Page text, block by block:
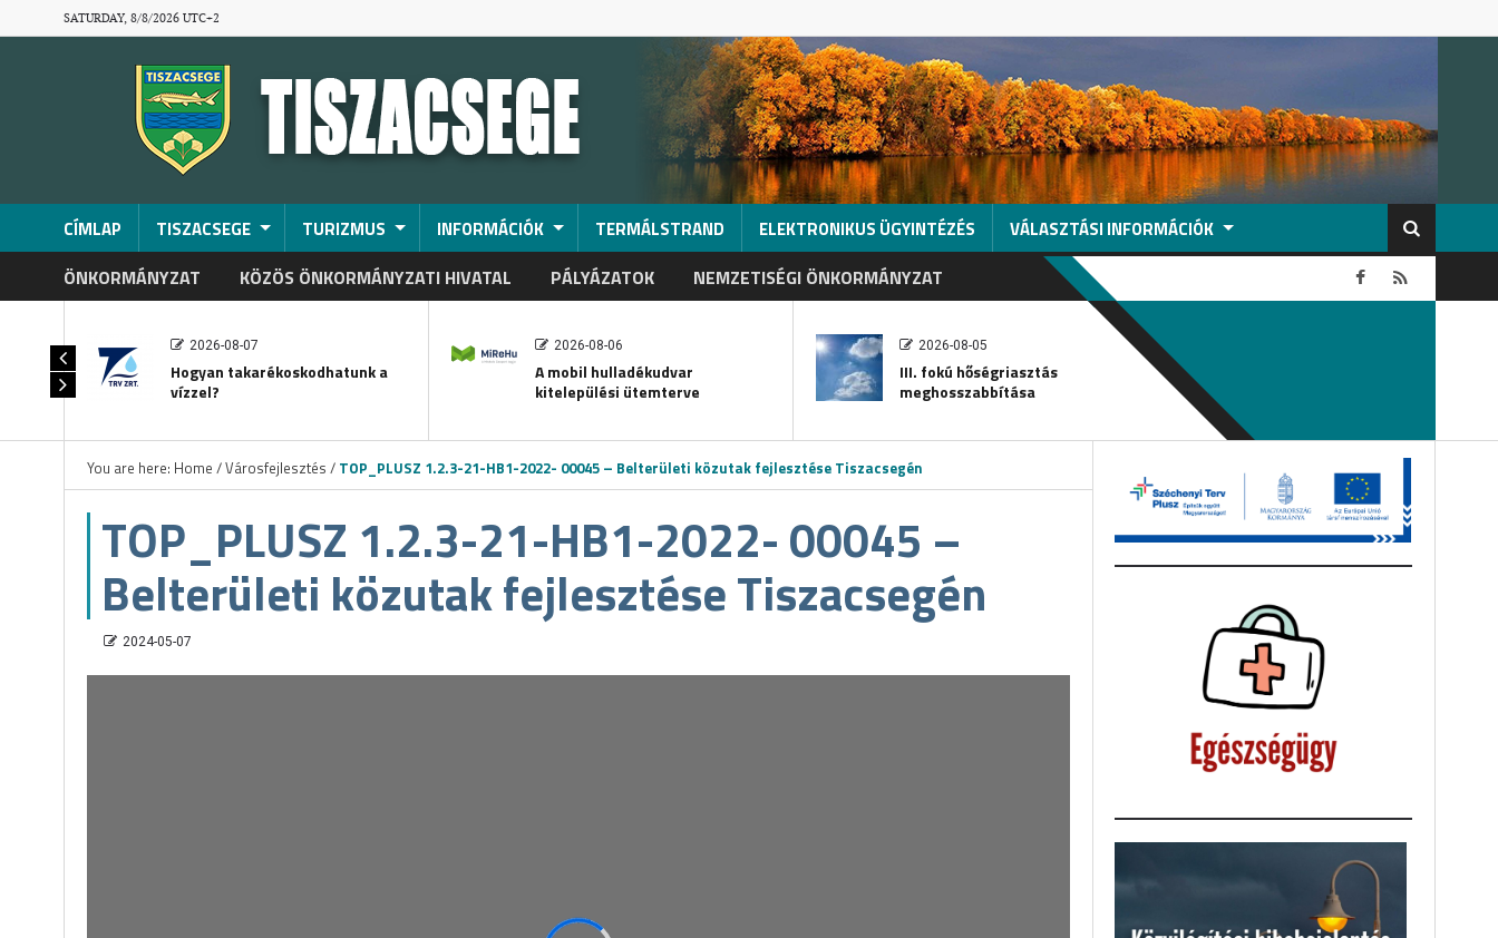
SATURDAY, 8/8/2026 UTC+2
CÍMLAP TISZACSEGE TURIZMUS INFORMÁCIÓK TERMÁLSTRAND ELEKTRONIKUS ÜGYINTÉZÉS VÁLASZTÁSI INFORMÁCIÓK
ÖNKORMÁNYZAT KÖZÖS ÖNKORMÁNYZATI HIVATAL PÁLYÁZATOK NEMZETISÉGI ÖNKORMÁNYZAT
2026-08-07
Hogyan takarékoskodhatunk a
vízzel?
2026-08-06
A mobil hulladékudvar
kitelepülési ütemterve
2026-08-05
III. fokú hőségriasztás
meghosszabbítása
You are here: Home /Városfejlesztés / TOP_PLUSZ 1.2.3-21-HB1-2022- 00045 – Belterületi közutak fejlesztése Tiszacsegén
TOP_PLUSZ 1.2.3-21-HB1-2022- 00045 –
Belterületi közutak fejlesztése Tiszacsegén
2024-05-07